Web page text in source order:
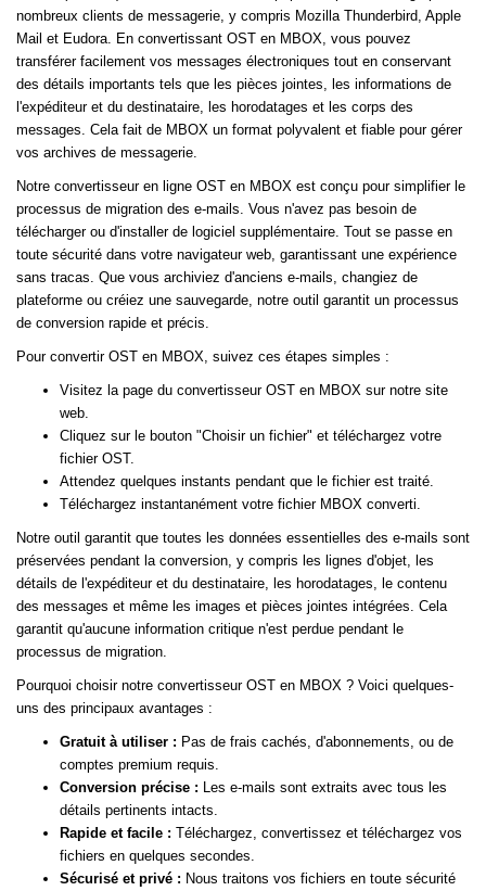
nombreux clients de messagerie, y compris Mozilla Thunderbird, Apple
Mail et Eudora. En convertissant OST en MBOX, vous pouvez
transférer facilement vos messages électroniques tout en conservant
des détails importants tels que les pièces jointes, les informations de
l'expéditeur et du destinataire, les horodatages et les corps des
messages. Cela fait de MBOX un format polyvalent et fiable pour gérer
vos archives de messagerie.
Notre convertisseur en ligne OST en MBOX est conçu pour simplifier le
processus de migration des e-mails. Vous n'avez pas besoin de
télécharger ou d'installer de logiciel supplémentaire. Tout se passe en
toute sécurité dans votre navigateur web, garantissant une expérience
sans tracas. Que vous archiviez d'anciens e-mails, changiez de
plateforme ou créiez une sauvegarde, notre outil garantit un processus
de conversion rapide et précis.
Pour convertir OST en MBOX, suivez ces étapes simples :
Visitez la page du convertisseur OST en MBOX sur notre site
web.
Cliquez sur le bouton "Choisir un fichier" et téléchargez votre
fichier OST.
Attendez quelques instants pendant que le fichier est traité.
Téléchargez instantanément votre fichier MBOX converti.
Notre outil garantit que toutes les données essentielles des e-mails sont
préservées pendant la conversion, y compris les lignes d'objet, les
détails de l'expéditeur et du destinataire, les horodatages, le contenu
des messages et même les images et pièces jointes intégrées. Cela
garantit qu'aucune information critique n'est perdue pendant le
processus de migration.
Pourquoi choisir notre convertisseur OST en MBOX ? Voici quelques-
uns des principaux avantages :
Gratuit à utiliser : Pas de frais cachés, d'abonnements, ou de
comptes premium requis.
Conversion précise : Les e-mails sont extraits avec tous les
détails pertinents intacts.
Rapide et facile : Téléchargez, convertissez et téléchargez vos
fichiers en quelques secondes.
Sécurisé et privé : Nous traitons vos fichiers en toute sécurité